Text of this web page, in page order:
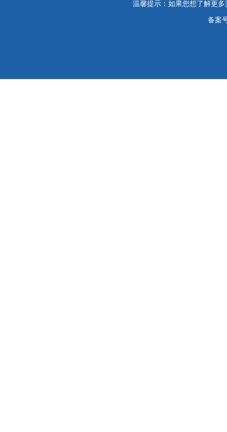
温馨提示：如果您想了解更
备案